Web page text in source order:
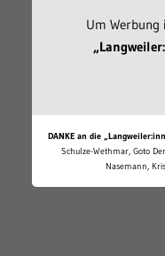
Um
DANKE an die
Schulze-Wethmar, Goto
Nasemann,